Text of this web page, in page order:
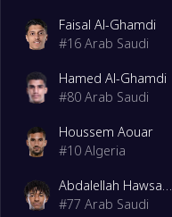
Faisal Al-Ghamdi
#16 Arab Saudi
Hamed Al-Ghamdi
#80 Arab Saudi
Houssem Aouar
#10 Algeria
Abdalellah Hawsawi
#77 Arab Saudi